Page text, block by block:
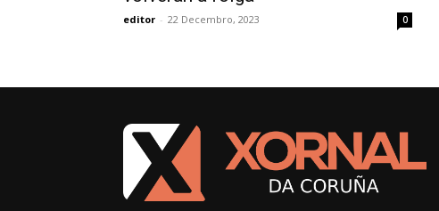
editor - 22 Decembro, 2023 0